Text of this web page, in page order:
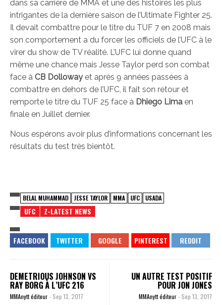
dans sa carrière de MMA et une des histoires les plus
intrigantes de la dernière saison de l’Ultimate Fighter 25.
Il devait combattre pour le titre du TUF 7 en 2008 mais
son comportement a du forcer les officiels de l’UFC à le
virer du show de TV réalité. L’UFC lui donne quand
même une chance mais Jesse Taylor perd son combat
face à CB Dollowayet après 9 années passées à
combattre en dehors de l’UFC, il fait son retour et
remporte le titre du TUF 25 face à Dhiego Lima en
finale en Juillet dernier.
Nous espérons avoir plus d’informations concernant les
résultats du test très bientôt.
BELAL MUHAMMAD JESSE TAYLOR MMA UFC USADA
UFC Z-LATEST NEWS
DEMETRIOUS JOHNSON VS
RAY BORG À L’UFC 216
MMAnytt éditeur- Sep 13, 2017
UN AUTRE TEST POSITIF
POUR JON JONES
MMAnytt éditeur- Sep 13, 2017